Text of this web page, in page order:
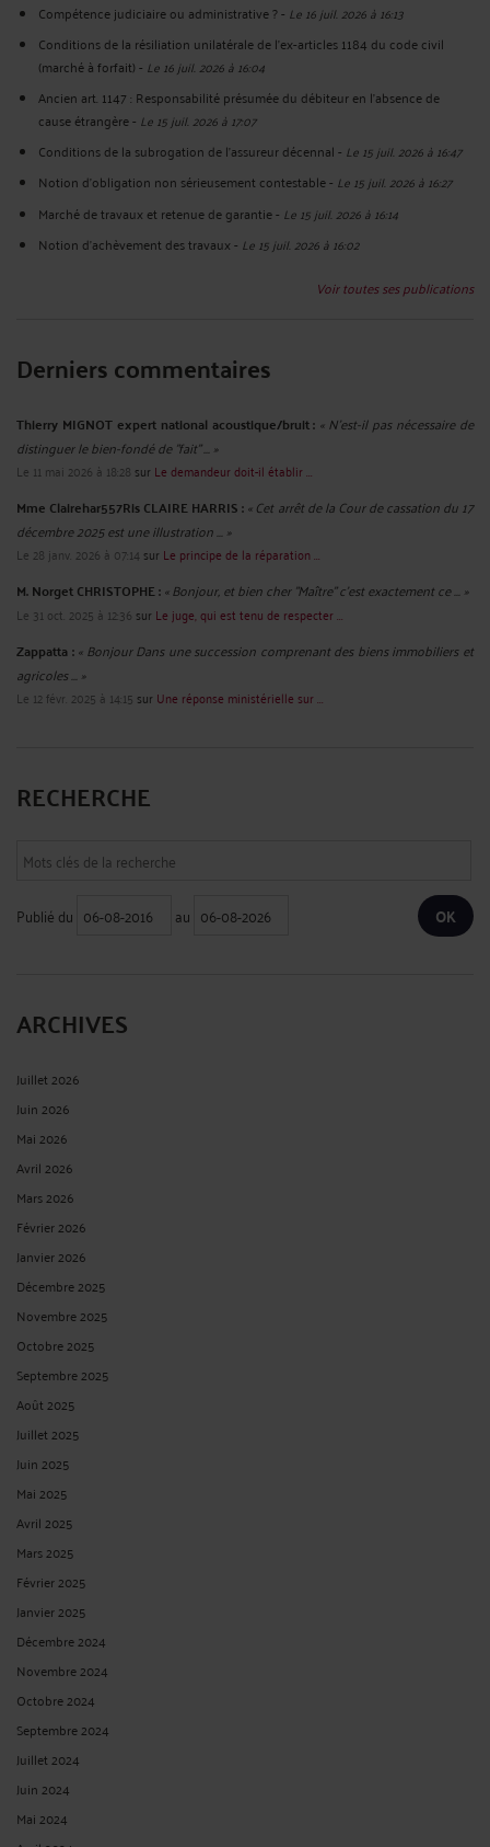
Compétence judiciaire ou administrative ?- Le 16 juil. 2026 à 16:13
Conditions de la résiliation unilatérale de l'ex-articles 1184 du code civil
(marché à forfait)- Le 16 juil. 2026 à 16:04
Ancien art. 1147 : Responsabilité présumée du débiteur en l'absence de
cause étrangère- Le 15 juil. 2026 à 17:07
Conditions de la subrogation de l'assureur décennal- Le 15 juil. 2026 à 16:47
Notion d'obligation non sérieusement contestable- Le 15 juil. 2026 à 16:27
Marché de travaux et retenue de garantie- Le 15 juil. 2026 à 16:14
Notion d'achèvement des travaux- Le 15 juil. 2026 à 16:02
Voir toutes ses publications
Derniers commentaires
Thierry MIGNOT expert national acoustique/bruit : « N'est-il pas nécessaire de
distinguer le bien-fondé de "fait" ... »
Le 11 mai 2026 à 18:28 sur Le demandeur doit-il établir ...
Mme Clairehar557Ris CLAIRE HARRIS :« Cet arrêt de la Cour de cassation du 17
décembre 2025 est une illustration ... »
Le 28 janv. 2026 à 07:14 sur Le principe de la réparation ...
M. Norget CHRISTOPHE :« Bonjour, et bien cher "Maître" c'est exactement ce ... »
Le 31 oct. 2025 à 12:36 sur Le juge, qui est tenu de respecter ...
Zappatta : « Bonjour Dans une succession comprenant des biens immobiliers et
agricoles ... »
Le 12 févr. 2025 à 14:15 sur Une réponse ministérielle sur ...
RECHERCHE
Publié du au
ARCHIVES
Juillet 2026
Juin 2026
Mai 2026
Avril 2026
Mars 2026
Février 2026
Janvier 2026
Décembre 2025
Novembre 2025
Octobre 2025
Septembre 2025
Août 2025
Juillet 2025
Juin 2025
Mai 2025
Avril 2025
Mars 2025
Février 2025
Janvier 2025
Décembre 2024
Novembre 2024
Octobre 2024
Septembre 2024
Juillet 2024
Juin 2024
Mai 2024